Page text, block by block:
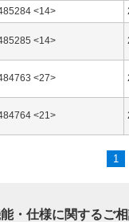
<14>
<14>
<27>
<21>
1
・仕様に関するご